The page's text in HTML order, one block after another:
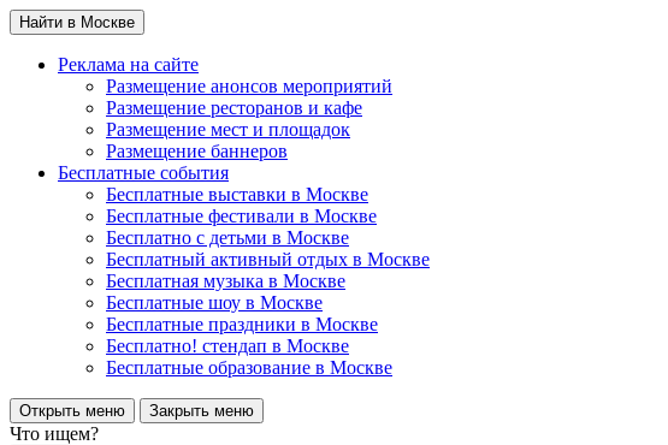
Найти в Москве
Реклама на сайте
Размещение анонсов мероприятий
Размещение ресторанов и кафе
Размещение мест и площадок
Размещение баннеров
Бесплатные события
Бесплатные выставки в Москве
Бесплатные фестивали в Москве
Бесплатно с детьми в Москве
Бесплатный активный отдых в Москве
Бесплатная музыка в Москве
Бесплатные шоу в Москве
Бесплатные праздники в Москве
Бесплатно! стендап в Москве
Бесплатные образование в Москве
Открыть меню Закрыть меню
Что ищем?